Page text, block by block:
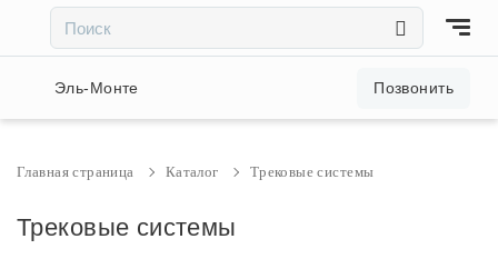
Акции и скидки
Светильники
Эль-Монте Позвонить
Главная страница Каталог Трековые системы
Трековые системы
××